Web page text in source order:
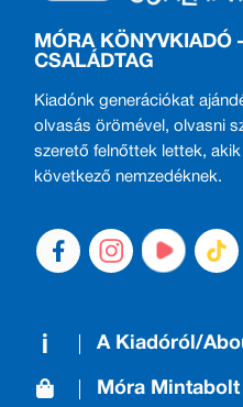
MÓRA KÖNYVKIADÓ
CSALÁDTAG
Kiadónk generációkat
olvasás örömével, olvasni
szerető felnőttek lettek,
következő nemzedéknek.
A Kiadóról/
Móra Mintabolt